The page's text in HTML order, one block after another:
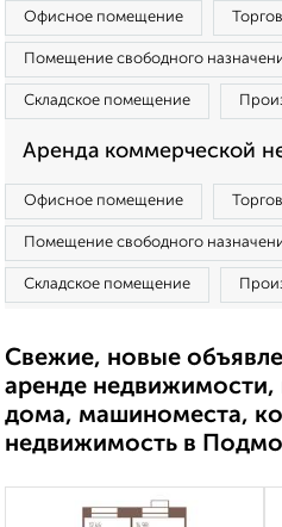
Офисное помещение
Помещение свободного
Складское помещение
Аренда коммерческой
Офисное помещение
Помещение свободного
Складское помещение
Свежие, новые
аренде
дома, машиноместа,
недвижимость в